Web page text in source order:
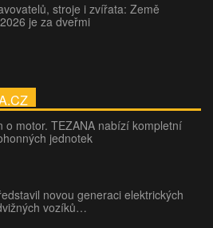
stroje i zvířata: Země
je za dveřmi
o motor. TEZANA nabízí kompletní
jednotek
novou generaci elektrických
vozíků…